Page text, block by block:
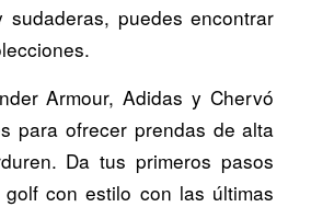
sudaderas, puedes encontrar
Armour, Adidas y Chervó
para ofrecer prendas de alta
Da tus primeros pasos
con estilo con las últimas